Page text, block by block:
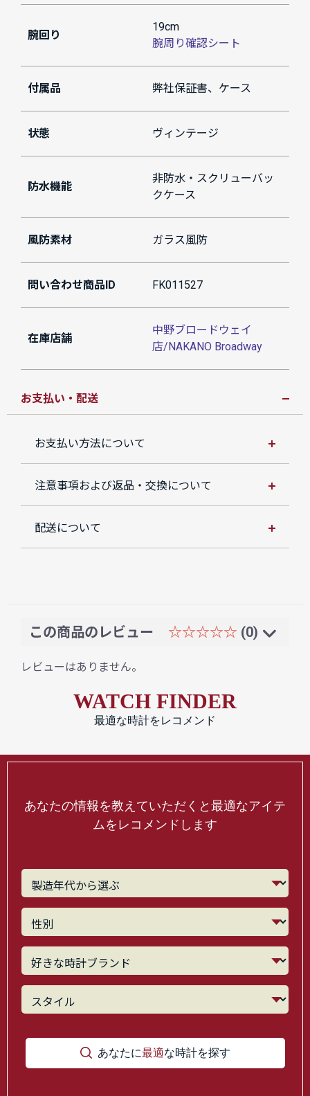
腕回り
19cm
腕周り確認シート
付属品 弊社保証書、ケース
状態 ヴィンテージ
防水機能
非防水・スクリューバッ
クケース
風防素材 ガラス風防
問い合わせ商品ID FK011527
在庫店舗
中野ブロードウェイ
店/NAKANO Broadway
お支払い・配送
お支払い方法について
注意事項および返品・交換について
配送について
この商品のレビュー ☆☆☆☆☆ (0)
レビューはありません。
WATCH FINDER
最適な時計をレコメンド
あなたの情報を教えていただくと最適なアイテ
ムをレコメンドします
あなたに最適な時計を探す